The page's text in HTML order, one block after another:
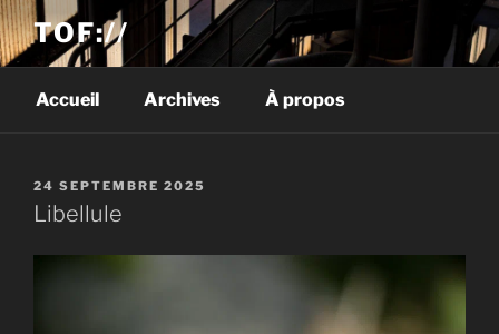
TOF://
Accueil Archives À propos
PUBLIÉ
LE
24 SEPTEMBRE 2025
Libellule